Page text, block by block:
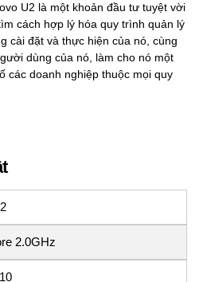
U2 là một khoản đầu tư tuyệt vời
cách hợp lý hóa quy trình quản lý
cài đặt và thực hiện của nó, cùng
dùng của nó, làm cho nó một
các doanh nghiệp thuộc mọi quy
2.0GHz